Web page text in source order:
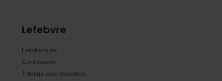
Lefebvre
Lefebvre.es
Conócenos
Trabaja con nosotros